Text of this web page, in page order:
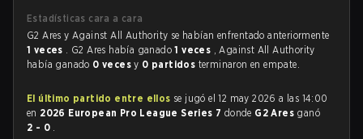
Estadísticas cara a cara
G2 Ares y Against All Authority se habían enfrentado anteriormente
1 veces . G2 Ares había ganado1 veces , Against All Authority
había ganado 0 vecesy 0 partidos terminaron en empate.
El último partido entre ellos se jugó el 12 may 2026 a las 14:00
en 2026 European Pro League Series 7 donde G2 Ares ganó
2 - 0 .